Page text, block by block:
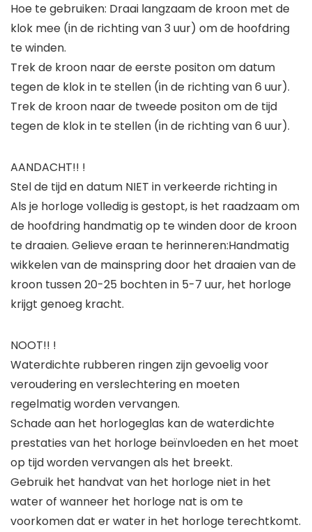
Hoe te gebruiken: Draai langzaam de kroon met de
klok mee (in de richting van 3 uur) om de hoofdring
te winden.
Trek de kroon naar de eerste positon om datum
tegen de klok in te stellen (in de richting van 6 uur).
Trek de kroon naar de tweede positon om de tijd
tegen de klok in te stellen (in de richting van 6 uur).
AANDACHT!! !
Stel de tijd en datum NIET in verkeerde richting in
Als je horloge volledig is gestopt, is het raadzaam om
de hoofdring handmatig op te winden door de kroon
te draaien. Gelieve eraan te herinneren:Handmatig
wikkelen van de mainspring door het draaien van de
kroon tussen 20-25 bochten in 5-7 uur, het horloge
krijgt genoeg kracht.
NOOT!! !
Waterdichte rubberen ringen zijn gevoelig voor
veroudering en verslechtering en moeten
regelmatig worden vervangen.
Schade aan het horlogeglas kan de waterdichte
prestaties van het horloge beïnvloeden en het moet
op tijd worden vervangen als het breekt.
Gebruik het handvat van het horloge niet in het
water of wanneer het horloge nat is om te
voorkomen dat er water in het horloge terechtkomt.